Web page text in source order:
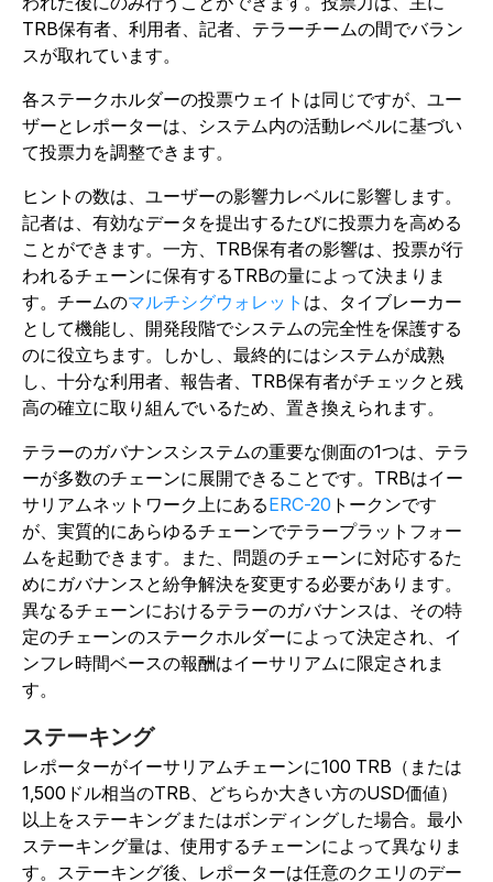
TRB保有者、利用者、記者、テラーチームの間でバラン
スが取れています。
各ステークホルダーの投票ウェイトは同じですが、ユー
ザーとレポーターは、システム内の活動レベルに基づい
て投票力を調整できます。
ヒントの数は、ユーザーの影響力レベルに影響します。
記者は、有効なデータを提出するたびに投票力を高める
ことができます。一方、TRB保有者の影響は、投票が行
われるチェーンに保有するTRBの量によって決まりま
す。チームのマルチシグウォレット は、タイブレーカー
として機能し、開発段階でシステムの完全性を保護する
のに役立ちます。しかし、最終的にはシステムが成熟
し、十分な利用者、報告者、TRB保有者がチェックと残
高の確立に取り組んでいるため、置き換えられます。
テラーのガバナンスシステムの重要な側面の1つは、テラ
ーが多数のチェーンに展開できることです。TRBはイー
サリアムネットワーク上にあるERC-20 トークンです
が、実質的にあらゆるチェーンでテラープラットフォー
ムを起動できます。また、問題のチェーンに対応するた
めにガバナンスと紛争解決を変更する必要があります。
異なるチェーンにおけるテラーのガバナンスは、その特
定のチェーンのステークホルダーによって決定され、イ
ンフレ時間ベースの報酬はイーサリアムに限定されま
す。
ステーキング
レポーターがイーサリアムチェーンに100 TRB（または
1,500ドル相当のTRB、どちらか大きい方のUSD価値）
以上をステーキングまたはボンディングした場合。最小
ステーキング量は、使用するチェーンによって異なりま
す。ステーキング後、レポーターは任意のクエリのデー